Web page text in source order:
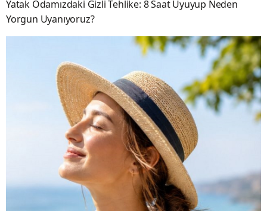
Yatak Odamızdaki Gizli Tehlike: 8 Saat Uyuyup Neden
Yorgun Uyanıyoruz?